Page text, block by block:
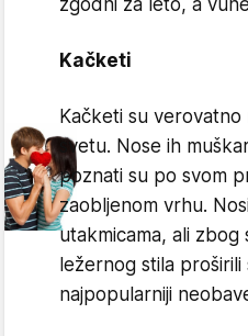
Kačketi
Kačketi su verovatno
svetu. Nose ih
poznati su po svom
zaobljenom vrhu.
utakmicama, ali
ležernog stila proširili
najpopularniji